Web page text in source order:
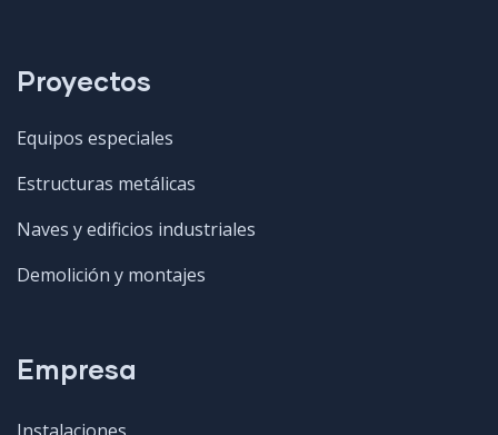
Proyectos
Equipos especiales
Estructuras metálicas
Naves y edificios industriales
Demolición y montajes
Empresa